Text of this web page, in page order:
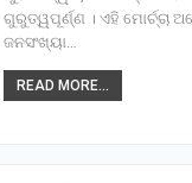
ଗୁରୁତ୍ୱପୂର୍ଣ୍ଣ । ଏହି ମୋର୍ଚ୍ଚା
ଜନସଂଖ୍ୟା…
READ MORE...